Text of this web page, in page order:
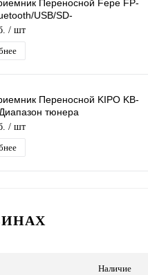
Переносной Fepe FP-
USB/SD-
Питание от
/ 220В
/ шт
Переносной KIPO KB-
тюнера
SW1-2, Питание 220В
/ шт
Наличие